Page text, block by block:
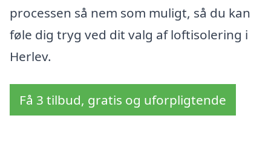
processen så nem som muligt, så du kan
føle dig tryg ved dit valg af loftisolering i
Herlev.
Få 3 tilbud, gratis og uforpligtende